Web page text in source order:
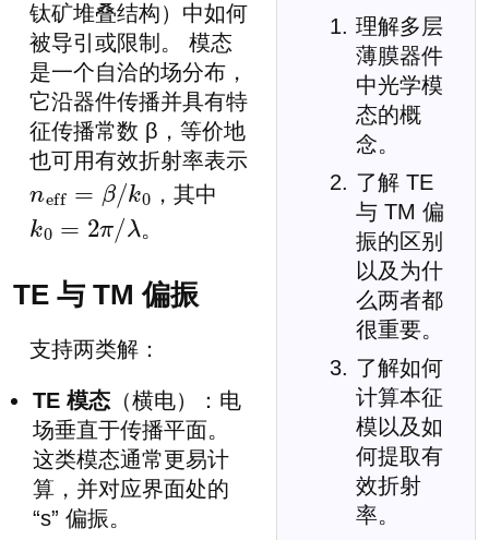
理解多层
薄膜器件
中光学模
态的概
念。
了解 TE
与 TM 偏
振的区别
以及为什
么两者都
很重要。
了解如何
计算本征
模以及如
何提取有
效折射
率。
钛矿堆叠结构）中如何
被导引或限制。 模态
是一个自洽的场分布，
它沿器件传播并具有特
征传播常数 β，等价地
也可用有效折射率表示
neff =β /k0 ，其中
k0 =2 π/λ 。
TE 与 TM 偏振
支持两类解：
TE 模态 （横电）：电
场垂直于传播平面。
这类模态通常更易计
算，并对应界面处的
“s” 偏振。